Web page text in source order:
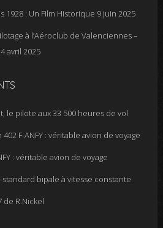
: Un Film Historique 9 juin 2025
à l’Aéroclub de Valenciennes –
avril 2025
le pilote aux 33 500 heures de vol
402 F-ANFY : véritable avion de voyage
: véritable avion de voyage
bipale à vitesse constante
de R.Nickel